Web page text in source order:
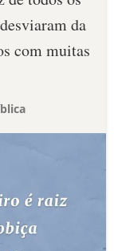
da
com muitas